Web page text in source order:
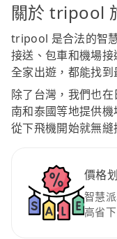
關於 tripool
tripool 是合法的智
接送、包車和機場
全家出遊，都能找到
除了台灣，我們也
南和泰國等地提供
從下飛機開始就無縫
價格
智慧
高省